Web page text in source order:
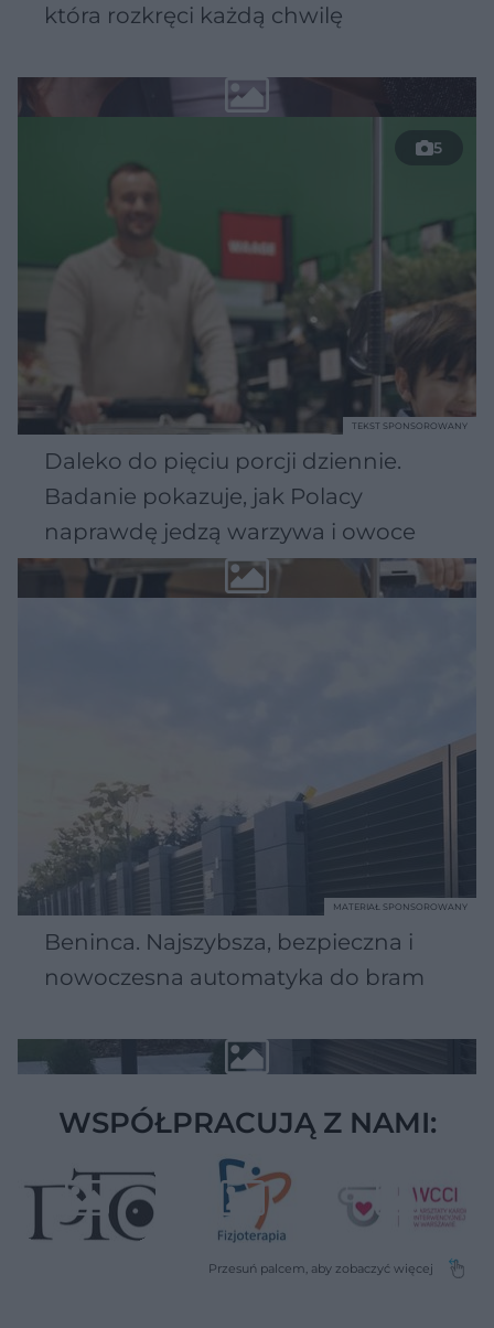
która rozkręci każdą chwilę
5
Daleko do pięciu porcji dziennie.
Badanie pokazuje, jak Polacy
naprawdę jedzą warzywa i owoce
TEKST SPONSOROWANY
Beninca. Najszybsza, bezpieczna i
nowoczesna automatyka do bram
MATERIAŁ SPONSOROWANY
WSPÓŁPRACUJĄ Z NAMI: